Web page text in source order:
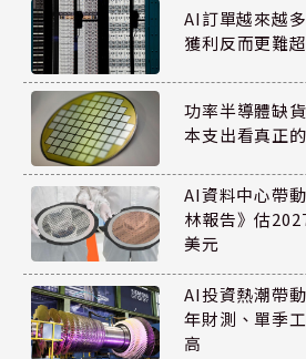
AI訂單越來越
獲利反而更難
功率半導體缺
本支出看真正
AI資料中心帶
林報告》估
美元
AI投資熱潮帶
年財測、單季
高